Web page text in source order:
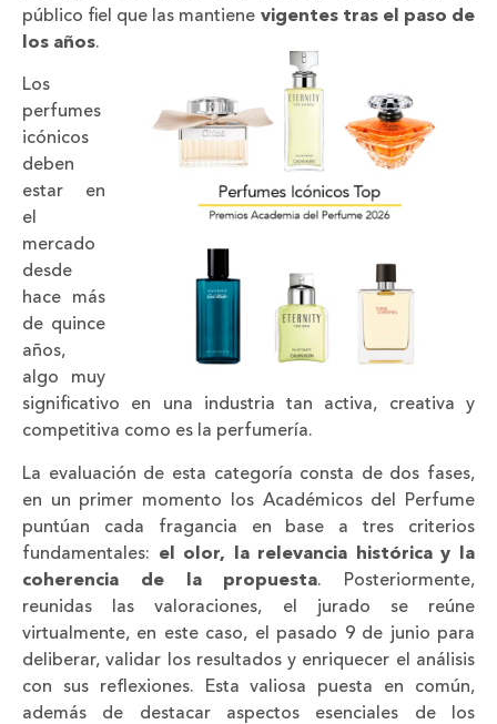
público fiel que las mantiene vigentes tras el paso de
los años.
Los
perfumes
icónicos
deben
estar en
el
mercado
desde
hace más
de quince
años,
algo muy
significativo en una industria tan activa, creativa y
competitiva como es la perfumería.
La evaluación de esta categoría consta de dos fases,
en un primer momento los Académicos del Perfume
puntúan cada fragancia en base a tres criterios
fundamentales: el olor, la relevancia histórica y la
coherencia de la propuesta. Posteriormente,
reunidas las valoraciones, el jurado se reúne
virtualmente, en este caso, el pasado 9 de junio para
deliberar, validar los resultados y enriquecer el análisis
con sus reflexiones. Esta valiosa puesta en común,
además de destacar aspectos esenciales de los